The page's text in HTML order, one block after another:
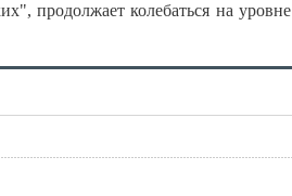
продолжает колебаться на уровне